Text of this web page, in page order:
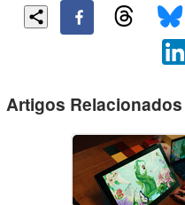
Artigos Relacionados